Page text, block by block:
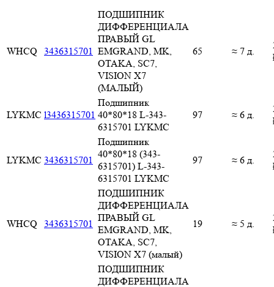
WHCQ 3436315701
ПОДШИПНИК
ДИФФЕРЕНЦИАЛА
ПРАВЫЙ GL
EMGRAND, MK,
OTAKA, SC7,
VISION X7
(МАЛЫЙ)
65 ≈ 7 д.
LYKMC l3436315701
Подшипник
40*80*18 L-343-
6315701 LYKMC
97 ≈ 6 д.
LYKMC 3436315701
Подшипник
40*80*18 (343-
6315701) L-343-
6315701 LYKMC
97 ≈ 6 д.
WHCQ 3436315701
ПОДШИПНИК
ДИФФЕРЕНЦИАЛА
ПРАВЫЙ GL
EMGRAND, MK,
OTAKA, SC7,
VISION X7 (малый)
19 ≈ 5 д.
ПОДШИПНИК
ДИФФЕРЕНЦИАЛА